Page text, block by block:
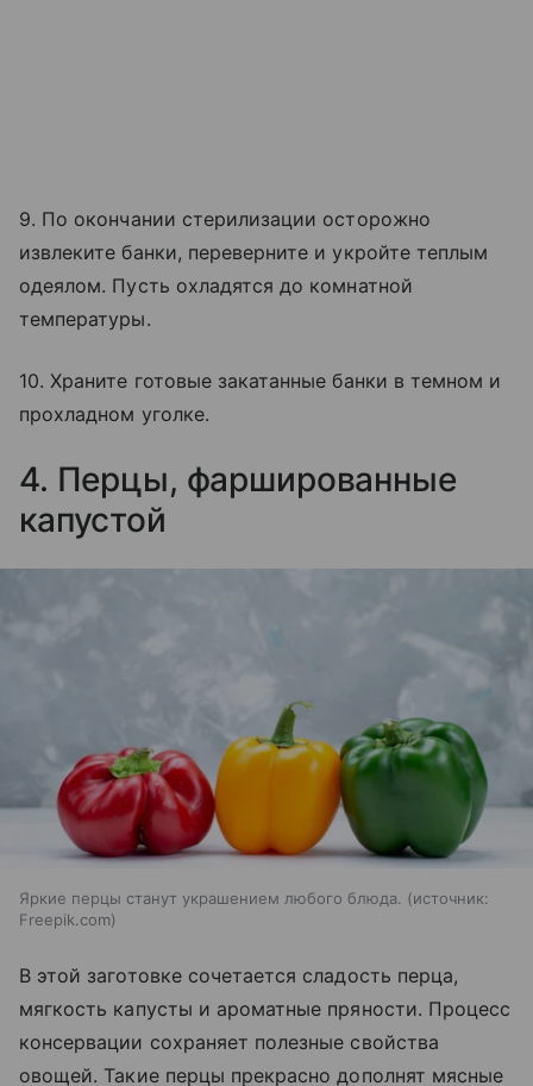
9. По окончании стерилизации осторожно
извлеките банки, переверните и укройте теплым
одеялом. Пусть охладятся до комнатной
температуры.
10. Храните готовые закатанные банки в темном и
прохладном уголке.
4. Перцы, фаршированные
капустой
Яркие перцы станут украшением любого блюда.
источник:
Freepik.com
В этой заготовке сочетается сладость перца,
мягкость капусты и ароматные пряности. Процесс
консервации сохраняет полезные свойства
овощей. Такие перцы прекрасно дополнят мясные